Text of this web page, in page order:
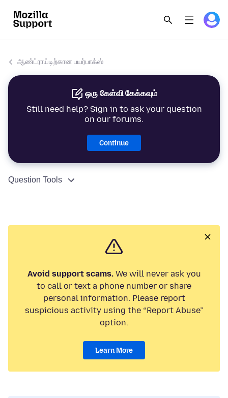
ஆண்ட்ராய்டிற்கான பயர்பாக்ஸ்
ஒரு கேள்வி கேக்கவும்
Still need help? Sign in to ask your question
on our forums.
Continue
Question Tools
Avoid support scams.We will never ask you
to call or text a phone number or share
personal information. Please report
suspicious activity using the “Report Abuse”
option.
Learn More